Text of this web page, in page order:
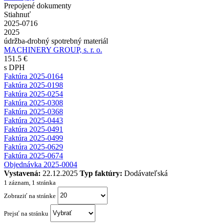
Prepojené dokumenty
Stiahnuť
2025-0716
2025
údržba-drobný spotrebný materiál
MACHINERY GROUP, s. r. o.
151.5 €
s DPH
Faktúra 2025-0164
Faktúra 2025-0198
Faktúra 2025-0254
Faktúra 2025-0308
Faktúra 2025-0368
Faktúra 2025-0443
Faktúra 2025-0491
Faktúra 2025-0499
Faktúra 2025-0629
Faktúra 2025-0674
Objednávka 2025-0004
Vystavená: 22.12.2025 Typ faktúry: Dodávateľská
1 záznam, 1 stránka
Zobraziť na stránke
Prejsť na stránku